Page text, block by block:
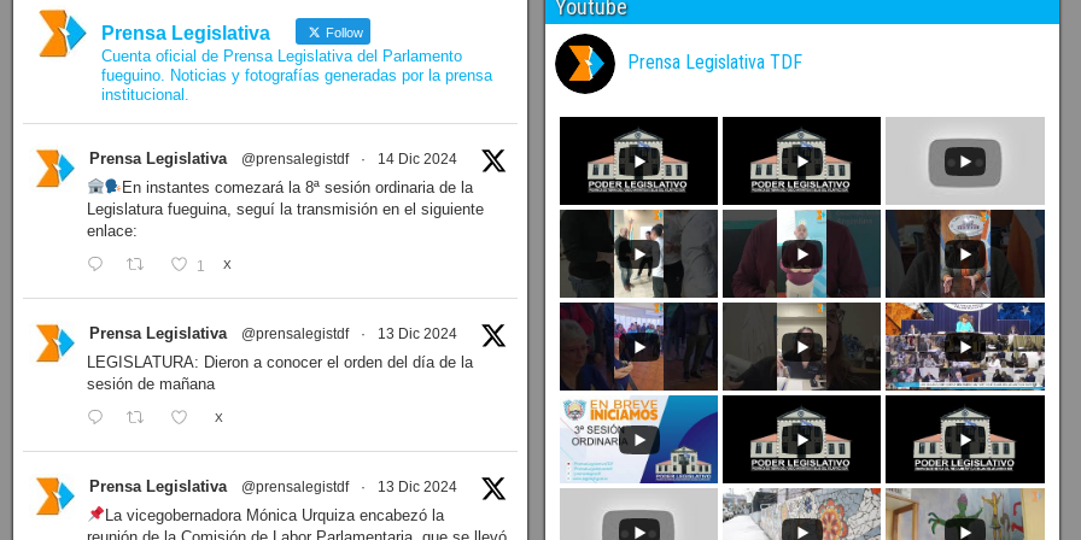
Prensa Legislativa Follow
Cuenta oficial de Prensa Legislativa del Parlamento
fueguino. Noticias y fotografías generadas por la prensa
institucional.
Prensa Legislativa @prensalegistdf · 14 Dic 2024
En instantes comezará la 8ª sesión ordinaria de la
Legislatura fueguina, seguí la transmisión en el siguiente
enlace:
1 X
Prensa Legislativa @prensalegistdf · 13 Dic 2024
LEGISLATURA: Dieron a conocer el orden del día de la
sesión de mañana
X
Prensa Legislativa @prensalegistdf · 13 Dic 2024
La vicegobernadora Mónica Urquiza encabezó la
Youtube
Prensa Legislativa TDF